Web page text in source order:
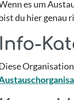
es um
du hier genau
Info-